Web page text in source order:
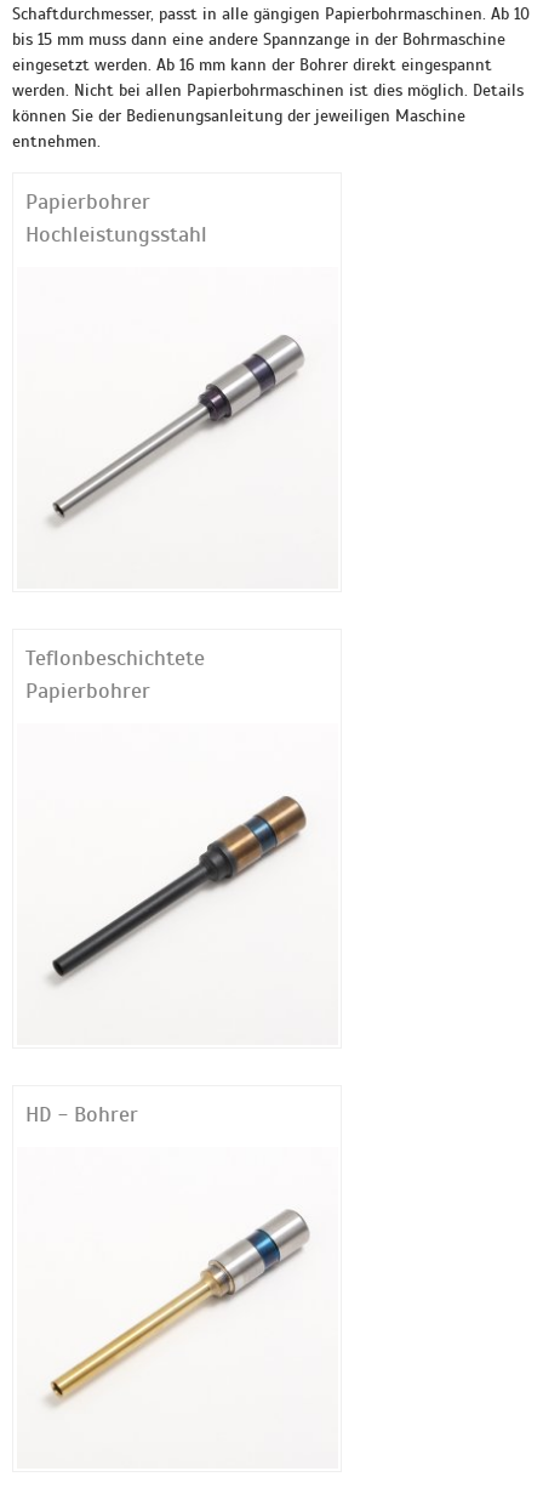
Schaftdurchmesser, passt in alle gängigen Papierbohrmaschinen. Ab 10
bis 15 mm muss dann eine andere Spannzange in der Bohrmaschine
eingesetzt werden. Ab 16 mm kann der Bohrer direkt eingespannt
werden. Nicht bei allen Papierbohrmaschinen ist dies möglich. Details
können Sie der Bedienungsanleitung der jeweiligen Maschine
entnehmen.
Papierbohrer
Hochleistungsstahl
Teflonbeschichtete
Papierbohrer
HD - Bohrer